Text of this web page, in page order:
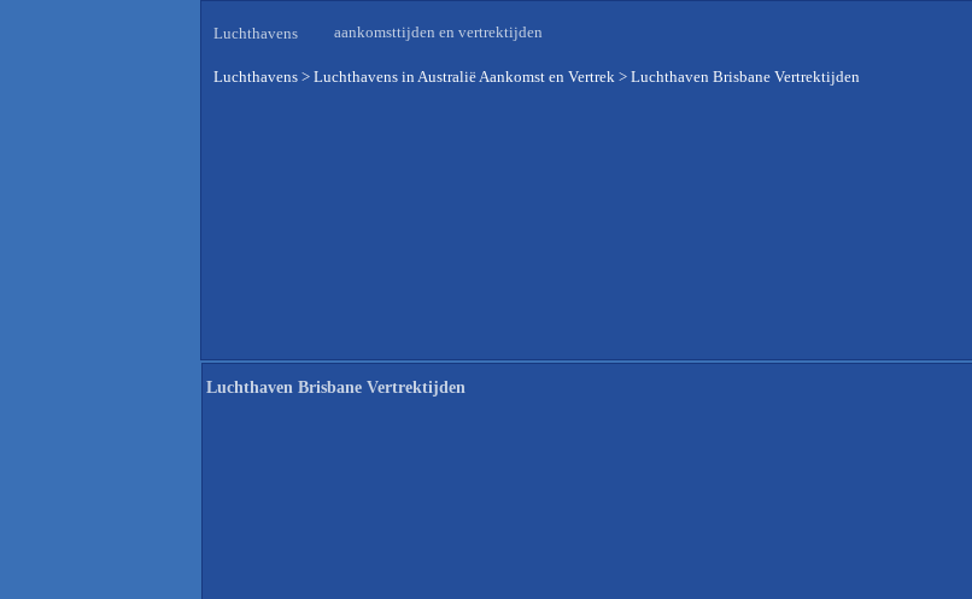
Luchthavens aankomsttijden en vertrektijden
Luchthavens > Luchthavens in Australië Aankomst en Vertrek > Luchthaven Brisbane Vertrektijden
Luchthaven Brisbane Vertrektijden